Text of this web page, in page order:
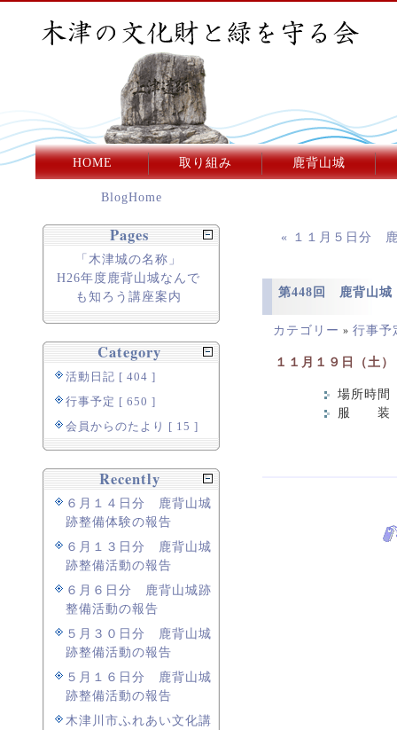
HOME 取り組み 鹿背山城
« １１月５日分
第448回 鹿背山
カテゴリー » 行事予
１１月１９日（土）
場所時
服 装
BlogHome
Pages
「木津城の名称」
H26年度鹿背山城なんで
も知ろう講座案内
Category
活動日記 [ 404 ]
行事予定 [ 650 ]
会員からのたより [ 15 ]
Recently
６月１４日分 鹿背山城
跡整備体験の報告
６月１３日分 鹿背山城
跡整備活動の報告
６月６日分 鹿背山城跡
整備活動の報告
５月３０日分 鹿背山城
跡整備活動の報告
５月１６日分 鹿背山城
跡整備活動の報告
木津川市ふれあい文化講